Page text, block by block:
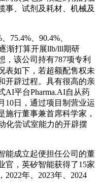
事、试剂及耗材、机械及
、90.4%、
渐打算开展llb/lll期研
，该公司持有787项专利
表如下，若超额配售权未
开辟过程。具有很高的亲
AI平台Pharma.AI自从药
10日，通过项目制营业运
施行董事兼首席科学家，
化尝试室能力的开辟摆
成立起便担任公司的董
官，英矽智能获得了15家
年、2023年、2024